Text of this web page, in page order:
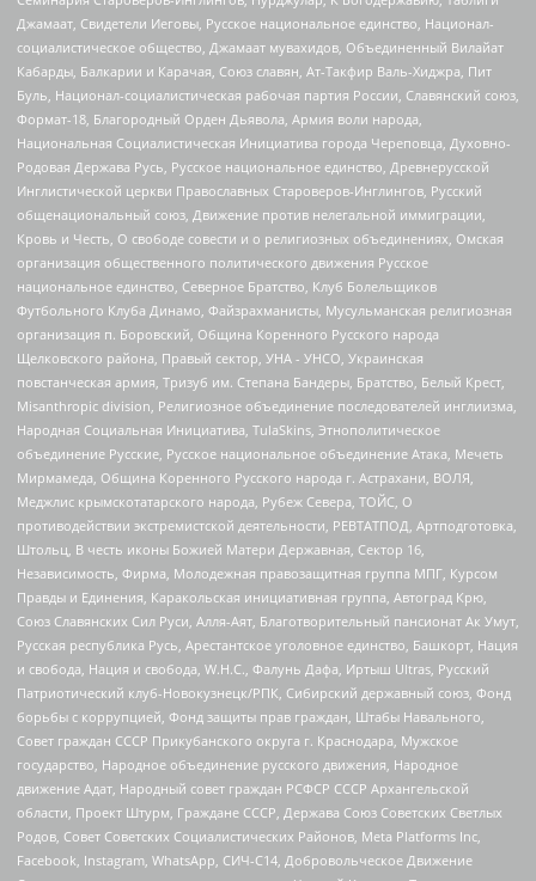
Джамаат, Свидетели Иеговы, Русское национальное единство, Национал-
социалистическое общество, Джамаат мувахидов, Объединенный Вилайат
Кабарды, Балкарии и Карачая, Союз славян, Ат-Такфир Валь-Хиджра, Пит
Буль, Национал-социалистическая рабочая партия России, Славянский союз,
Формат-18, Благородный Орден Дьявола, Армия воли народа,
Национальная Социалистическая Инициатива города Череповца, Духовно-
Родовая Держава Русь, Русское национальное единство, Древнерусской
Инглистической церкви Православных Староверов-Инглингов, Русский
общенациональный союз, Движение против нелегальной иммиграции,
Кровь и Честь, О свободе совести и о религиозных объединениях, Омская
организация общественного политического движения Русское
национальное единство, Северное Братство, Клуб Болельщиков
Футбольного Клуба Динамо, Файзрахманисты, Мусульманская религиозная
организация п. Боровский, Община Коренного Русского народа
Щелковского района, Правый сектор, УНА - УНСО, Украинская
повстанческая армия, Тризуб им. Степана Бандеры, Братство, Белый Крест,
Misanthropic division, Религиозное объединение последователей инглиизма,
Народная Социальная Инициатива, TulaSkins, Этнополитическое
объединение Русские, Русское национальное объединение Атака, Мечеть
Мирмамеда, Община Коренного Русского народа г. Астрахани, ВОЛЯ,
Меджлис крымскотатарского народа, Рубеж Севера, ТОЙС, О
противодействии экстремистской деятельности, РЕВТАТПОД, Артподготовка,
Штольц, В честь иконы Божией Матери Державная, Сектор 16,
Независимость, Фирма, Молодежная правозащитная группа МПГ, Курсом
Правды и Единения, Каракольская инициативная группа, Автоград Крю,
Союз Славянских Сил Руси, Алля-Аят, Благотворительный пансионат Ак Умут,
Русская республика Русь, Арестантское уголовное единство, Башкорт, Нация
и свобода, Нация и свобода, W.H.С., Фалунь Дафа, Иртыш Ultras, Русский
Патриотический клуб-Новокузнецк/РПК, Сибирский державный союз, Фонд
борьбы с коррупцией, Фонд защиты прав граждан, Штабы Навального,
Совет граждан СССР Прикубанского округа г. Краснодара, Мужское
государство, Народное объединение русского движения, Народное
движение Адат, Народный совет граждан РСФСР СССР Архангельской
области, Проект Штурм, Граждане СССР, Держава Союз Советских Светлых
Родов, Совет Советских Социалистических Районов, Meta Platforms Inc,
Facebook, Instagram, WhatsApp, СИЧ-С14, Добровольческое Движение